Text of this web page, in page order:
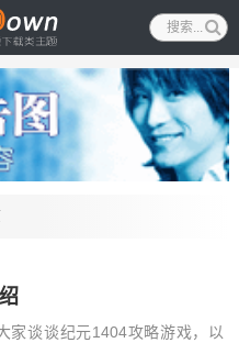
家谈谈纪元1404攻略游戏，以